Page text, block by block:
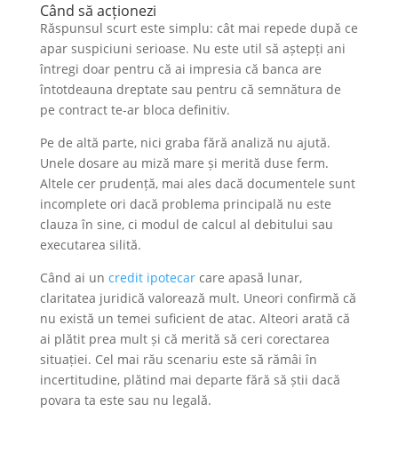
Când să acționezi
Răspunsul scurt este simplu: cât mai repede după ce
apar suspiciuni serioase. Nu este util să aștepți ani
întregi doar pentru că ai impresia că banca are
întotdeauna dreptate sau pentru că semnătura de
pe contract te-ar bloca definitiv.
Pe de altă parte, nici graba fără analiză nu ajută.
Unele dosare au miză mare și merită duse ferm.
Altele cer prudență, mai ales dacă documentele sunt
incomplete ori dacă problema principală nu este
clauza în sine, ci modul de calcul al debitului sau
executarea silită.
Când ai un credit ipotecarcare apasă lunar,
claritatea juridică valorează mult. Uneori confirmă că
nu există un temei suficient de atac. Alteori arată că
ai plătit prea mult și că merită să ceri corectarea
situației. Cel mai rău scenariu este să rămâi în
incertitudine, plătind mai departe fără să știi dacă
povara ta este sau nu legală.